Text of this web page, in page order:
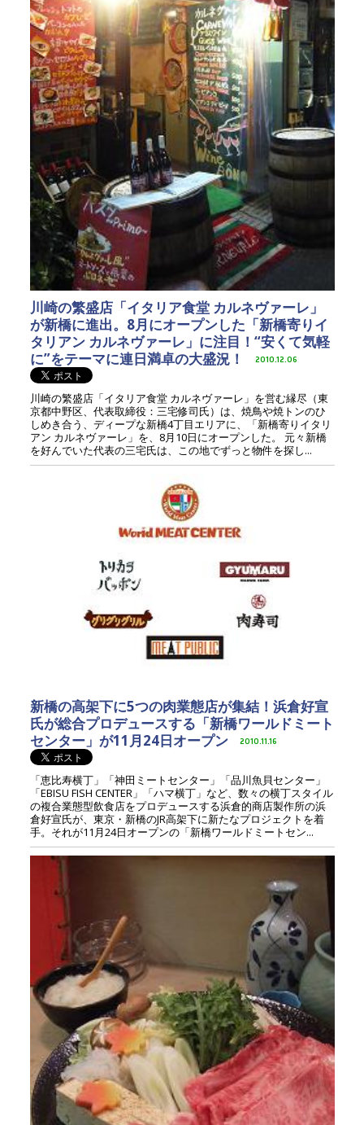
川崎の繁盛店「イタリア食堂 カルネヴァーレ」
が新橋に進出。8月にオープンした「新橋寄りイ
タリアン カルネヴァーレ」に注目！“安くて気軽
に”をテーマに連日満卓の大盛況！
2010.12.06
川崎の繁盛店「イタリア食堂 カルネヴァーレ」を営む縁尽（東
京都中野区、代表取締役：三宅修司氏）は、焼鳥や焼トンのひ
しめき合う、ディープな新橋4丁目エリアに、「新橋寄りイタリ
アン カルネヴァーレ」を、8月10日にオープンした。 元々新橋
を好んでいた代表の三宅氏は、この地でずっと物件を探し...
新橋の高架下に5つの肉業態店が集結！浜倉好宣
氏が総合プロデュースする「新橋ワールドミート
センター」が11月24日オープン
2010.11.16
「恵比寿横丁」「神田ミートセンター」「品川魚貝センター」
「EBISU FISH CENTER」「ハマ横丁」など、数々の横丁スタイル
の複合業態型飲食店をプロデュースする浜倉的商店製作所の浜
倉好宣氏が、東京・新橋のJR高架下に新たなプロジェクトを着
手。それが11月24日オープンの「新橋ワールドミートセン...